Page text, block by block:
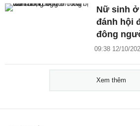
Nữ sinh ở
đánh hội
đông
09:38 12/10/
Xem thêm